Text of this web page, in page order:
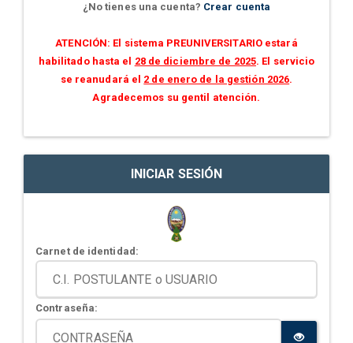
¿No tienes una cuenta? Crear cuenta
ATENCIÓN: El sistema PREUNIVERSITARIO estará
habilitado hasta el 28 de diciembre de 2025. El servicio
se reanudará el 2 de enero de la gestión 2026.
Agradecemos su gentil atención.
INICIAR SESIÓN
Carnet de identidad:
Contraseña: